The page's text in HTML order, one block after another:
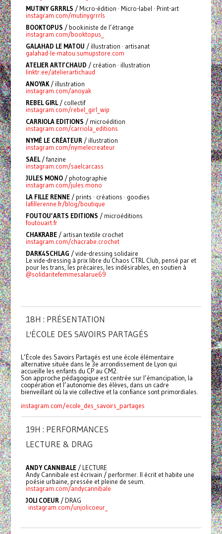
MUTINY GRRRLS / Micro-édition · Micro-label · Print-art
instagram.com/mutinygrrrls
BOOKTOPUS / bookiniste de l’étrange
instagram.com/booktopus_
GALAHAD LE MATOU / illustration · artisanat
galahad-le-matou.sumupstore.com
ATELIER ARTI’CHAUD / création · illustration
linktr.ee/atelierartichaud
ANOYAK/ illustration
instagram.com/anoyak
REBEL GIRL/ collectif
instagram.com/rebel_girl_wip
CARRIOLA EDITIONS / microédition
instagram.com/carriola_editions
NYMÉ LE CRÉATEUR/ illustration
instagram.com/nymelecreateur
SAEL/ fanzine
instagram.com/saelcarcass
JULES MONO/ photographie
instagram.com/jules.mono
LA FILLE RENNE/ prints · créations · goodies
lafillerenne.fr/blog/boutique
FOUTOU’ARTS EDITIONS / microéditions
foutouart.fr
CHAKRABE/ artisan textile crochet
instagram.com/chacrabe.crochet
DARK4SCHLAG / vide-dressing solidaire
Le vide-dressing à prix libre du Chaos CTRL Club, pensé par et
pour les trans, les précaires, les indésirables, en soutien à
@solidaritefemmesalarue69
18H : PRÉSENTATION
L'ÉCOLE DES SAVOIRS PARTAGÉS
L’École des Savoirs Partagés est une école élémentaire
alternative située dans le 3e arrondissement de Lyon qui
accueille les enfants du CP au CM2.
Son approche pédagogique est centrée sur l’émancipation, la
coopération et l’autonomie des élèves, dans un cadre
bienveillant où la vie collective et la confiance sont primordiales.
instagram.com/ecole_des_savoirs_partages
19H : PERFORMANCES
LECTURE & DRAG
ANDY CANNIBALE/ LECTURE
Andy Cannibale est écrivain / performer. Il écrit et habite une
poésie urbaine, pressée et pleine de seum.
instagram.com/andycannibale
JOLI COEUR/ DRAG
instagram.com/unjolicoeur_